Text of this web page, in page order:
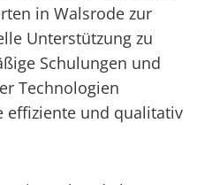
in Walsrode zur
Unterstützung zu
Schulungen und
Technologien
effiziente und qualitativ